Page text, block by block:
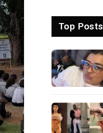
Top Posts